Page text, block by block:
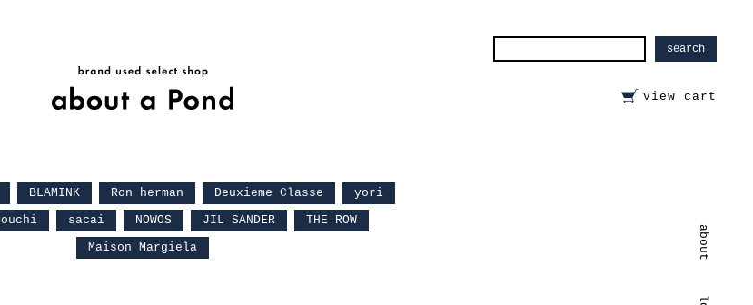
view cart
BLAMINK Ron herman Deuxieme Classe
yori
sacai NOWOS JIL SANDER
THE ROW
Maison Margiela
about